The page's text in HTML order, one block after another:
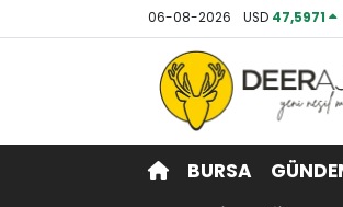
06-08-2026 USD 47,5971
BURSA
Hava Durumu
Trafik Durumu